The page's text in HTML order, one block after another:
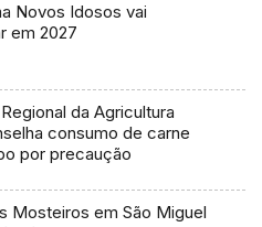
Novos Idosos vai
em 2027
da Agricultura
consumo de carne
por precaução
Mosteiros em São Miguel